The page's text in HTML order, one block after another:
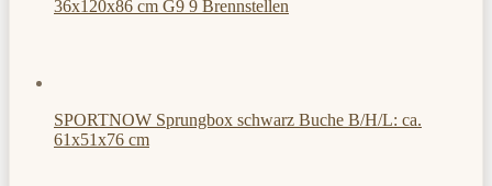
36x120x86 cm G9 9 Brennstellen
SPORTNOW Sprungbox schwarz Buche B/H/L: ca.
61x51x76 cm